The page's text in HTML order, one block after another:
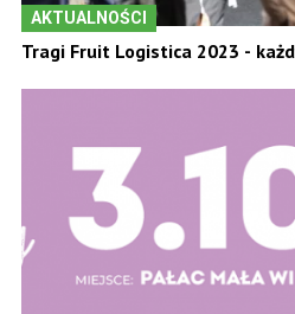
AKTUALNOŚCI
Tragi Fruit Logistica 2023 -